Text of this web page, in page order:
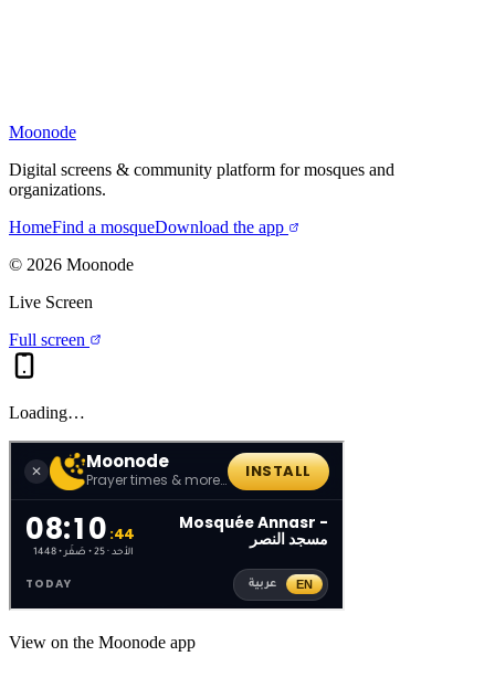
Moonode
Digital screens & community platform for mosques and
organizations.
HomeFind a mosqueDownload the app
© 2026 Moonode
Live Screen
Full screen
Loading…
View on the Moonode app